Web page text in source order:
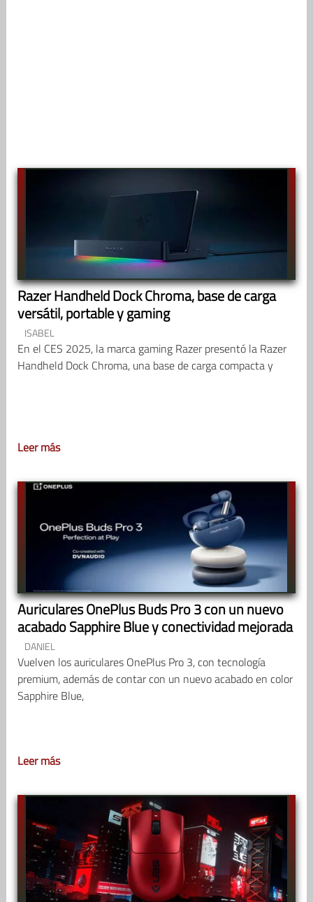
Razer Handheld Dock Chroma, base de carga
versátil, portable y gaming
ISABEL
En el CES 2025, la marca gaming Razer presentó la Razer
Handheld Dock Chroma, una base de carga compacta y
Leer más
Auriculares OnePlus Buds Pro 3 con un nuevo
acabado Sapphire Blue y conectividad mejorada
DANIEL
Vuelven los auriculares OnePlus Pro 3, con tecnología
premium, además de contar con un nuevo acabado en color
Sapphire Blue,
Leer más